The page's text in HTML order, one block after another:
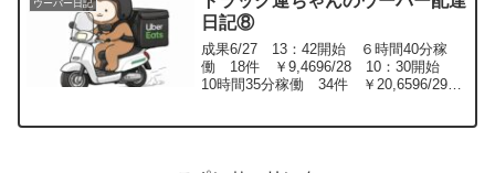
ウーバー日記
日記⑧
成果6/27 13：42開始 ６時間40分稼
働 18件 ￥9,4696/28 10：30開始
10時間35分稼働 34件 ￥20,6596/29